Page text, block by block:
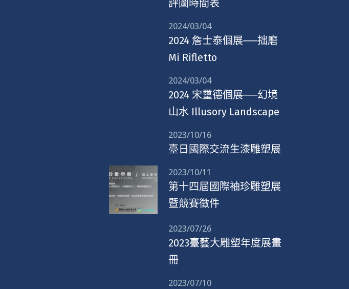
評圖時間表
2024/03/04
2024 詹士泰個展──拙磨
Mi Rifletto
2024/03/04
2024 宋璽德個展──幻境
山水 Illusory Landscape
2023/10/16
臺日國際交流生漆雕塑展
2023/10/11
第十四屆國際袖珍雕塑展
暨競賽徵件
2023/07/26
2023臺藝大雕塑年度展畫
冊
2023/07/10